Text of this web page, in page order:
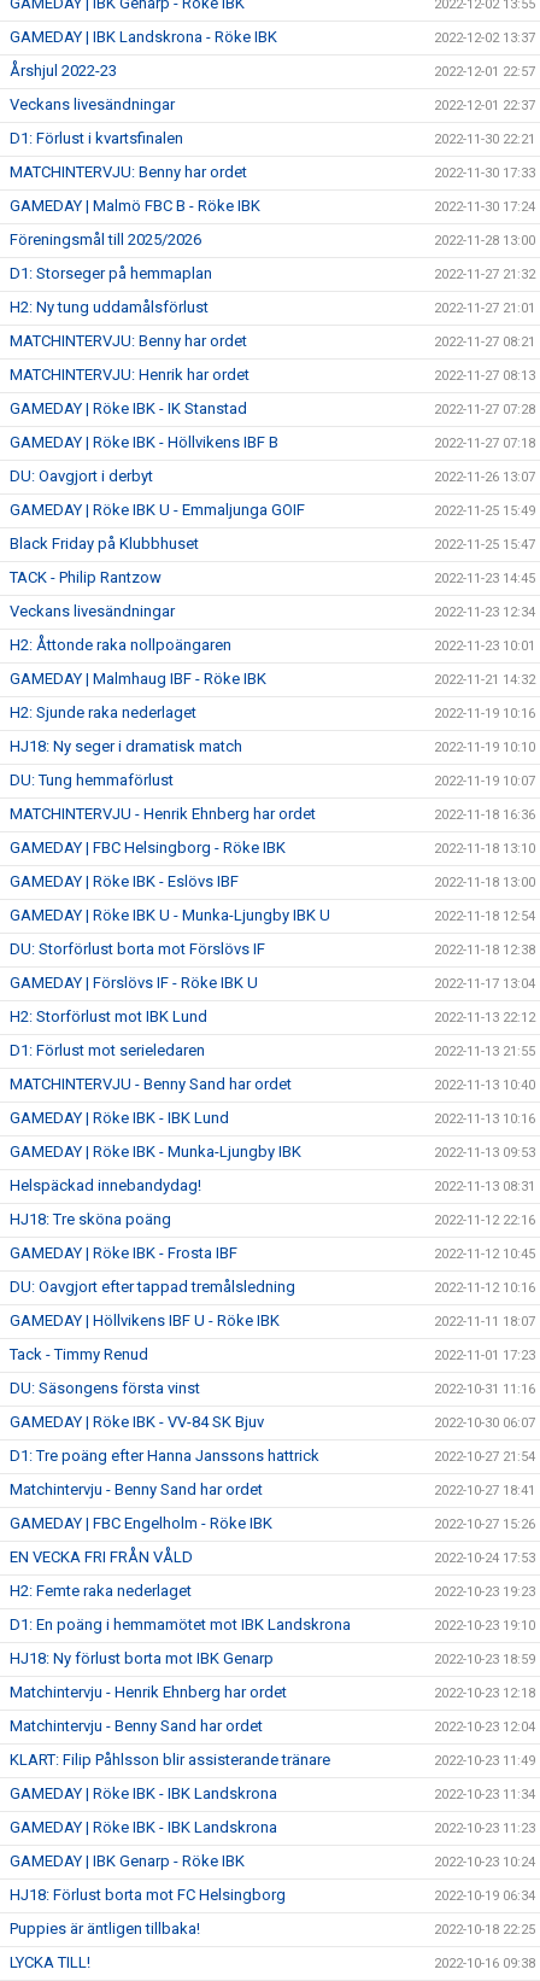
2022-12-02 13:55
GAMEDAY | IBK Landskrona - Röke IBK 2022-12-02 13:37
Årshjul 2022-23 2022-12-01 22:57
Veckans livesändningar 2022-12-01 22:37
D1: Förlust i kvartsfinalen 2022-11-30 22:21
MATCHINTERVJU: Benny har ordet 2022-11-30 17:33
GAMEDAY | Malmö FBC B - Röke IBK 2022-11-30 17:24
Föreningsmål till 2025/2026 2022-11-28 13:00
D1: Storseger på hemmaplan 2022-11-27 21:32
H2: Ny tung uddamålsförlust 2022-11-27 21:01
MATCHINTERVJU: Benny har ordet 2022-11-27 08:21
MATCHINTERVJU: Henrik har ordet 2022-11-27 08:13
GAMEDAY | Röke IBK - IK Stanstad 2022-11-27 07:28
GAMEDAY | Röke IBK - Höllvikens IBF B 2022-11-27 07:18
DU: Oavgjort i derbyt 2022-11-26 13:07
GAMEDAY | Röke IBK U - Emmaljunga GOIF 2022-11-25 15:49
Black Friday på Klubbhuset 2022-11-25 15:47
TACK - Philip Rantzow 2022-11-23 14:45
Veckans livesändningar 2022-11-23 12:34
H2: Åttonde raka nollpoängaren 2022-11-23 10:01
GAMEDAY | Malmhaug IBF - Röke IBK 2022-11-21 14:32
H2: Sjunde raka nederlaget 2022-11-19 10:16
HJ18: Ny seger i dramatisk match 2022-11-19 10:10
DU: Tung hemmaförlust 2022-11-19 10:07
MATCHINTERVJU - Henrik Ehnberg har ordet 2022-11-18 16:36
GAMEDAY | FBC Helsingborg - Röke IBK 2022-11-18 13:10
GAMEDAY | Röke IBK - Eslövs IBF 2022-11-18 13:00
GAMEDAY | Röke IBK U - Munka-Ljungby IBK U 2022-11-18 12:54
DU: Storförlust borta mot Förslövs IF 2022-11-18 12:38
GAMEDAY | Förslövs IF - Röke IBK U 2022-11-17 13:04
H2: Storförlust mot IBK Lund 2022-11-13 22:12
D1: Förlust mot serieledaren 2022-11-13 21:55
MATCHINTERVJU - Benny Sand har ordet 2022-11-13 10:40
GAMEDAY | Röke IBK - IBK Lund 2022-11-13 10:16
GAMEDAY | Röke IBK - Munka-Ljungby IBK 2022-11-13 09:53
Helspäckad innebandydag! 2022-11-13 08:31
HJ18: Tre sköna poäng 2022-11-12 22:16
GAMEDAY | Röke IBK - Frosta IBF 2022-11-12 10:45
DU: Oavgjort efter tappad tremålsledning 2022-11-12 10:16
GAMEDAY | Höllvikens IBF U - Röke IBK 2022-11-11 18:07
Tack - Timmy Renud 2022-11-01 17:23
DU: Säsongens första vinst 2022-10-31 11:16
GAMEDAY | Röke IBK - VV-84 SK Bjuv 2022-10-30 06:07
D1: Tre poäng efter Hanna Janssons hattrick 2022-10-27 21:54
Matchintervju - Benny Sand har ordet 2022-10-27 18:41
GAMEDAY | FBC Engelholm - Röke IBK 2022-10-27 15:26
EN VECKA FRI FRÅN VÅLD 2022-10-24 17:53
H2: Femte raka nederlaget 2022-10-23 19:23
D1: En poäng i hemmamötet mot IBK Landskrona 2022-10-23 19:10
HJ18: Ny förlust borta mot IBK Genarp 2022-10-23 18:59
Matchintervju - Henrik Ehnberg har ordet 2022-10-23 12:18
Matchintervju - Benny Sand har ordet 2022-10-23 12:04
KLART: Filip Påhlsson blir assisterande tränare 2022-10-23 11:49
GAMEDAY | Röke IBK - IBK Landskrona 2022-10-23 11:34
GAMEDAY | Röke IBK - IBK Landskrona 2022-10-23 11:23
GAMEDAY | IBK Genarp - Röke IBK 2022-10-23 10:24
HJ18: Förlust borta mot FC Helsingborg 2022-10-19 06:34
Puppies är äntligen tillbaka! 2022-10-18 22:25
LYCKA TILL! 2022-10-16 09:38